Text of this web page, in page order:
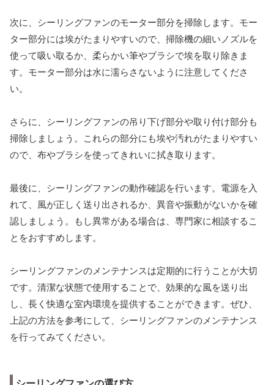
次に、シーリングファンのモーター部分を掃除します。モー
ター部分には埃がたまりやすいので、掃除機の細いノズルを
使って吸い取るか、柔らかい筆やブラシで埃を取り除きま
す。モーター部分は水に濡らさないように注意してくださ
い。
さらに、シーリングファンの吊り下げ部分や取り付け部分も
掃除しましょう。これらの部分にも埃や汚れがたまりやすい
ので、布やブラシを使ってきれいに拭き取ります。
最後に、シーリングファンの動作確認を行います。電源を入
れて、風が正しく送り出されるか、異音や振動がないかを確
認しましょう。もし異常がある場合は、専門家に相談するこ
とをおすすめします。
シーリングファンのメンテナンスは定期的に行うことが大切
です。清潔な状態で使用することで、効果的な風を送り出
し、長く快適な室内環境を提供することができます。ぜひ、
上記の方法を参考にして、シーリングファンのメンテナンス
を行ってみてください。